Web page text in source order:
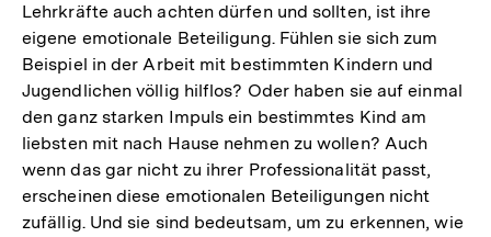
Lehrkräfte auch achten dürfen und sollten, ist ihre
eigene emotionale Beteiligung. Fühlen sie sich zum
Beispiel in der Arbeit mit bestimmten Kindern und
Jugendlichen völlig hilflos? Oder haben sie auf einmal
den ganz starken Impuls ein bestimmtes Kind am
liebsten mit nach Hause nehmen zu wollen? Auch
wenn das gar nicht zu ihrer Professionalität passt,
erscheinen diese emotionalen Beteiligungen nicht
zufällig. Und sie sind bedeutsam, um zu erkennen, wie